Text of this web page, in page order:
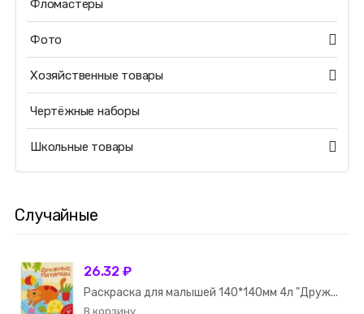
Фломастеры
Фото
Хозяйственные товары
Чертёжные наборы
Школьные товары
Случайные
26.32 ₽
Раскраска для малышей 140*140мм 4л "Друж...